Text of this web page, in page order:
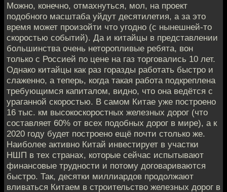
Можно, конечно, отмахнуться, мол, на проект
подобного масштаба уйдут десятилетия, а за это
время может произойти что угодно (с нынешней-то
скоростью событий). Да и китайцы в представлении
большинства очень неторопливые ребята, вон
только с Россией по цене на газ торговались 10 лет.
Однако китайцы как раз горазды работать быстро и
слаженно, а теперь, когда такая работа подкреплена
требующимся капиталом, видно, что она ведётся с
ураганной скоростью. В самом Китае уже построено
16 тыс. км высокоскоростных железных дорог (что
составляет 60% от всех подобных дорог в мире), а к
2020 году будет построено ещё почти столько же.
Наиболее активно Китай инвестирует в участки
НШП в тех странах, которые сейчас испытывают
финансовые трудности и потому договариваются
быстро. Так, десятки миллиардов продолжают
вливаться Китаем в строительство железных дорог в